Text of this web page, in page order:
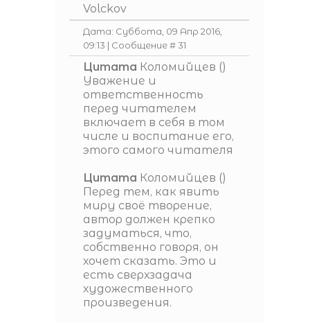
Volckov
Дата: Суббота, 09 Апр 2016,
09:13 | Сообщение #31
Цитата Коломийцев ()
Уважение и
ответственность
перед читателем
включает в себя в том
числе и воспитание его,
этого самого читателя
Цитата Коломийцев ()
Перед тем, как явить
миру своё творение,
автор должен крепко
задуматься, что,
собственно говоря, он
хочет сказать. Это и
есть сверхзадача
художественного
произведения.